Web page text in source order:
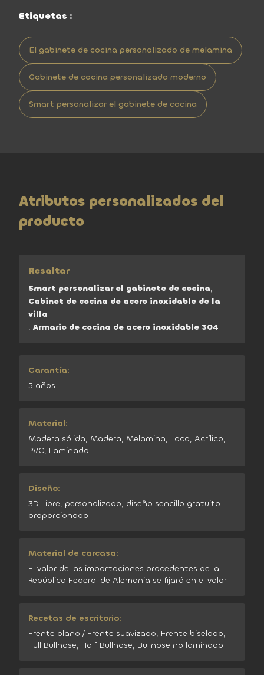
Etiquetas :
El gabinete de cocina personalizado de melamina
Gabinete de cocina personalizado moderno
Smart personalizar el gabinete de cocina
Atributos personalizados del
producto
Resaltar
Smart personalizar el gabinete de cocina,
Cabinet de cocina de acero inoxidable de la
villa
, Armario de cocina de acero inoxidable 304
Garantía:
5 años
Material:
Madera sólida, Madera, Melamina, Laca, Acrílico,
PVC, Laminado
Diseño:
3D Libre, personalizado, diseño sencillo gratuito
proporcionado
Material de carcasa:
El valor de las importaciones procedentes de la
República Federal de Alemania se fijará en el valor
Recetas de escritorio:
Frente plano / Frente suavizado, Frente biselado,
Full Bullnose, Half Bullnose, Bullnose no laminado